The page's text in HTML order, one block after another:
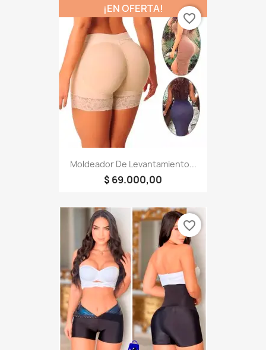
Moldeador De Levantamiento...
$ 69.000,00
¡EN OFERTA!
favorite_border
favorite_border